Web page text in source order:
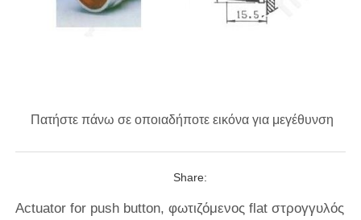
Πατήστε πάνω σε οποιαδήποτε εικόνα για μεγέθυνση
Share:
Actuator for push button, φωτιζόμενος flat στρογγυλός